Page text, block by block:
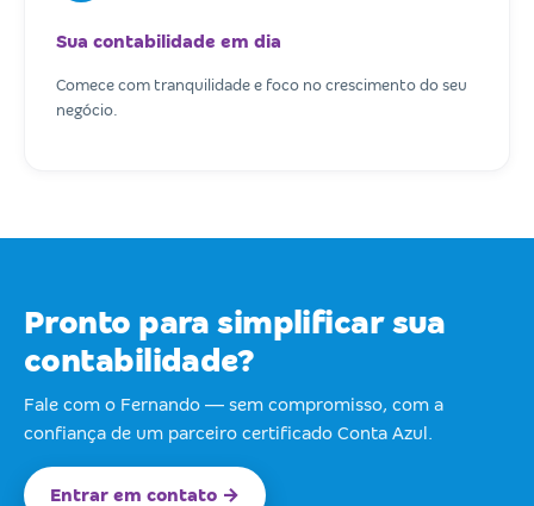
Sua contabilidade em dia
Comece com tranquilidade e foco no crescimento do seu
negócio.
Pronto para simplificar sua
contabilidade?
Fale com o Fernando — sem compromisso, com a
confiança de um parceiro certificado Conta Azul.
Entrar em contato →